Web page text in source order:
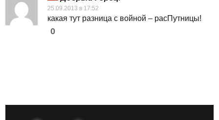
25.09.2013 в 17:52
какая тут разница с войной – расПутницы!
0